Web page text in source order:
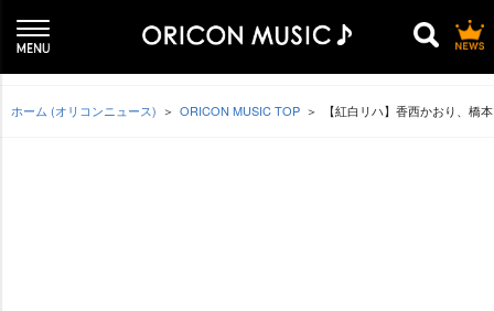
ホーム (オリコンニュース) ORICON MUSIC TOP 【紅白リハ】香西かおり、橋